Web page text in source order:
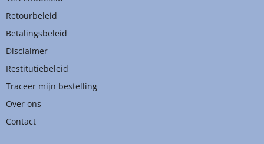
Retourbeleid
Betalingsbeleid
Disclaimer
Restitutiebeleid
Traceer mijn bestelling
Over ons
Contact